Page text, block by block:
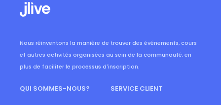
Nous réinventons la manière de trouver des événements, cours
et autres activités organisées au sein de la communauté, en
plus de faciliter le processus d'inscription.
QUI SOMMES-NOUS? SERVICE CLIENT